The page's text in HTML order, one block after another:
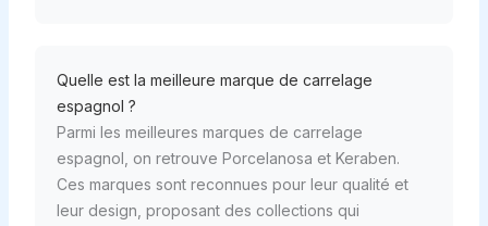
Quelle est la meilleure marque de carrelage
espagnol ?
Parmi les meilleures marques de carrelage
espagnol, on retrouve Porcelanosa et Keraben.
Ces marques sont reconnues pour leur qualité et
leur design, proposant des collections qui